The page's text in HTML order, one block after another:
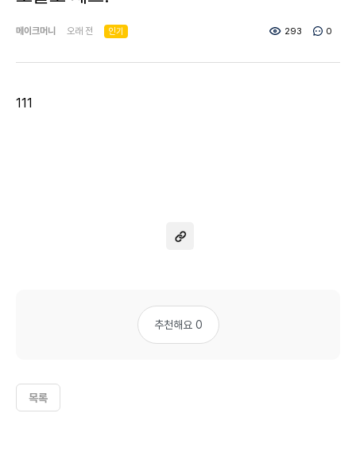
메이크머니 오래 전 인기 293 0
111
추천해요 0
목록